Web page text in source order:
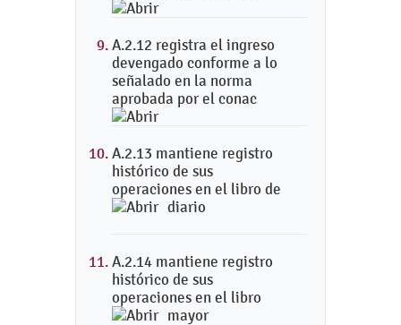
A.2.12 registra el ingreso
devengado conforme a lo
señalado en la norma
aprobada por el conac
A.2.13 mantiene registro
histórico de sus
operaciones en el libro de
diario
A.2.14 mantiene registro
histórico de sus
operaciones en el libro
mayor